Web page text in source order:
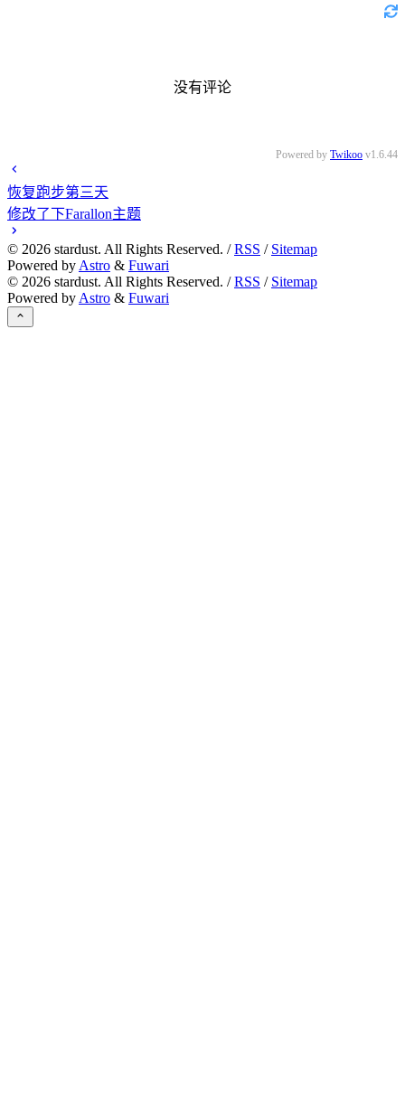
没有评论
Powered by Twikoo v1.6.44
恢复跑步第三天
修改了下Farallon主题
© 2026 stardust. All Rights Reserved. /RSS / Sitemap
Powered by Astro & Fuwari
© 2026 stardust. All Rights Reserved. /RSS / Sitemap
Powered by Astro & Fuwari